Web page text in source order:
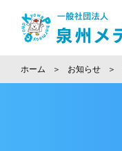
ホーム お知らせ